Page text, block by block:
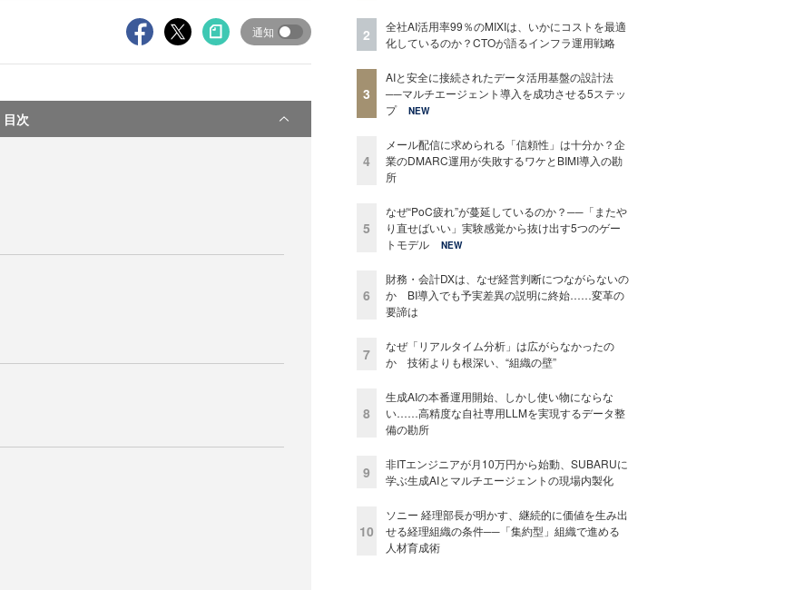
通知
目次
2
全社AI活用率99％のMIXIは、いかにコストを最適
化しているのか？CTOが語るインフラ運用戦略
3
AIと安全に接続されたデータ活用基盤の設計法
──マルチエージェント導入を成功させる5ステッ
プ
NEW
4
メール配信に求められる「信頼性」は十分か？企
業のDMARC運用が失敗するワケとBIMI導入の勘
所
5
なぜ“PoC疲れ”が蔓延しているのか？──「またや
り直せばいい」実験感覚から抜け出す5つのゲー
トモデル
NEW
6
財務・会計DXは、なぜ経営判断につながらないの
か BI導入でも予実差異の説明に終始……変革の
要諦は
7
なぜ「リアルタイム分析」は広がらなかったの
か 技術よりも根深い、“組織の壁”
8
生成AIの本番運用開始、しかし使い物にならな
い……高精度な自社専用LLMを実現するデータ整
備の勘所
9
非ITエンジニアが月10万円から始動、SUBARUに
学ぶ生成AIとマルチエージェントの現場内製化
10
ソニー 経理部長が明かす、継続的に価値を生み出
せる経理組織の条件──「集約型」組織で進める
人材育成術